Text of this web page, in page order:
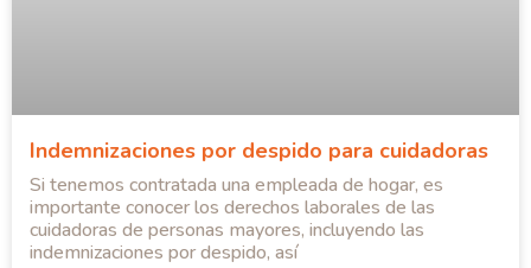
Indemnizaciones por despido para cuidadoras
Si tenemos contratada una empleada de hogar, es
importante conocer los derechos laborales de las
cuidadoras de personas mayores, incluyendo las
indemnizaciones por despido, así